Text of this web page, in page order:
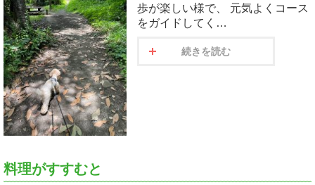
歩が楽しい様で、 元気よくコース
をガイドしてく…
続きを読む
料理がすすむと